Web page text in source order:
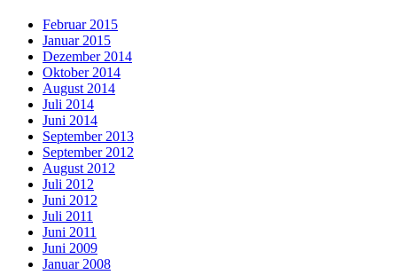
Februar 2015
Januar 2015
Dezember 2014
Oktober 2014
August 2014
Juli 2014
Juni 2014
September 2013
September 2012
August 2012
Juli 2012
Juni 2012
Juli 2011
Juni 2011
Juni 2009
Januar 2008